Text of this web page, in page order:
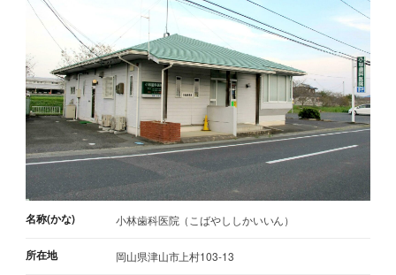
名称(かな) 小林歯科医院（こばやししかいいん）
所在地 岡山県津山市上村103-13